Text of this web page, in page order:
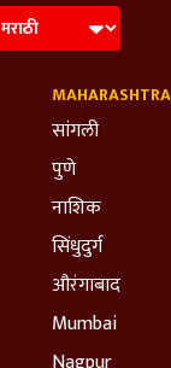
MAHARASHTRA
सांगली
पुणे
नाशिक
सिंधुदुर्ग
औरंगाबाद
Mumbai